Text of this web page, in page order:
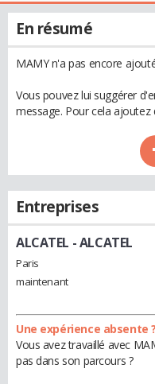
En résumé
MAMY n'a pas encore
Vous pouvez lui suggérer
message. Pour cela
Entreprises
ALCATEL - ALCATEL
Paris
maintenant
Une expérience absente ?
Vous avez travaillé avec
pas dans son parcours ?